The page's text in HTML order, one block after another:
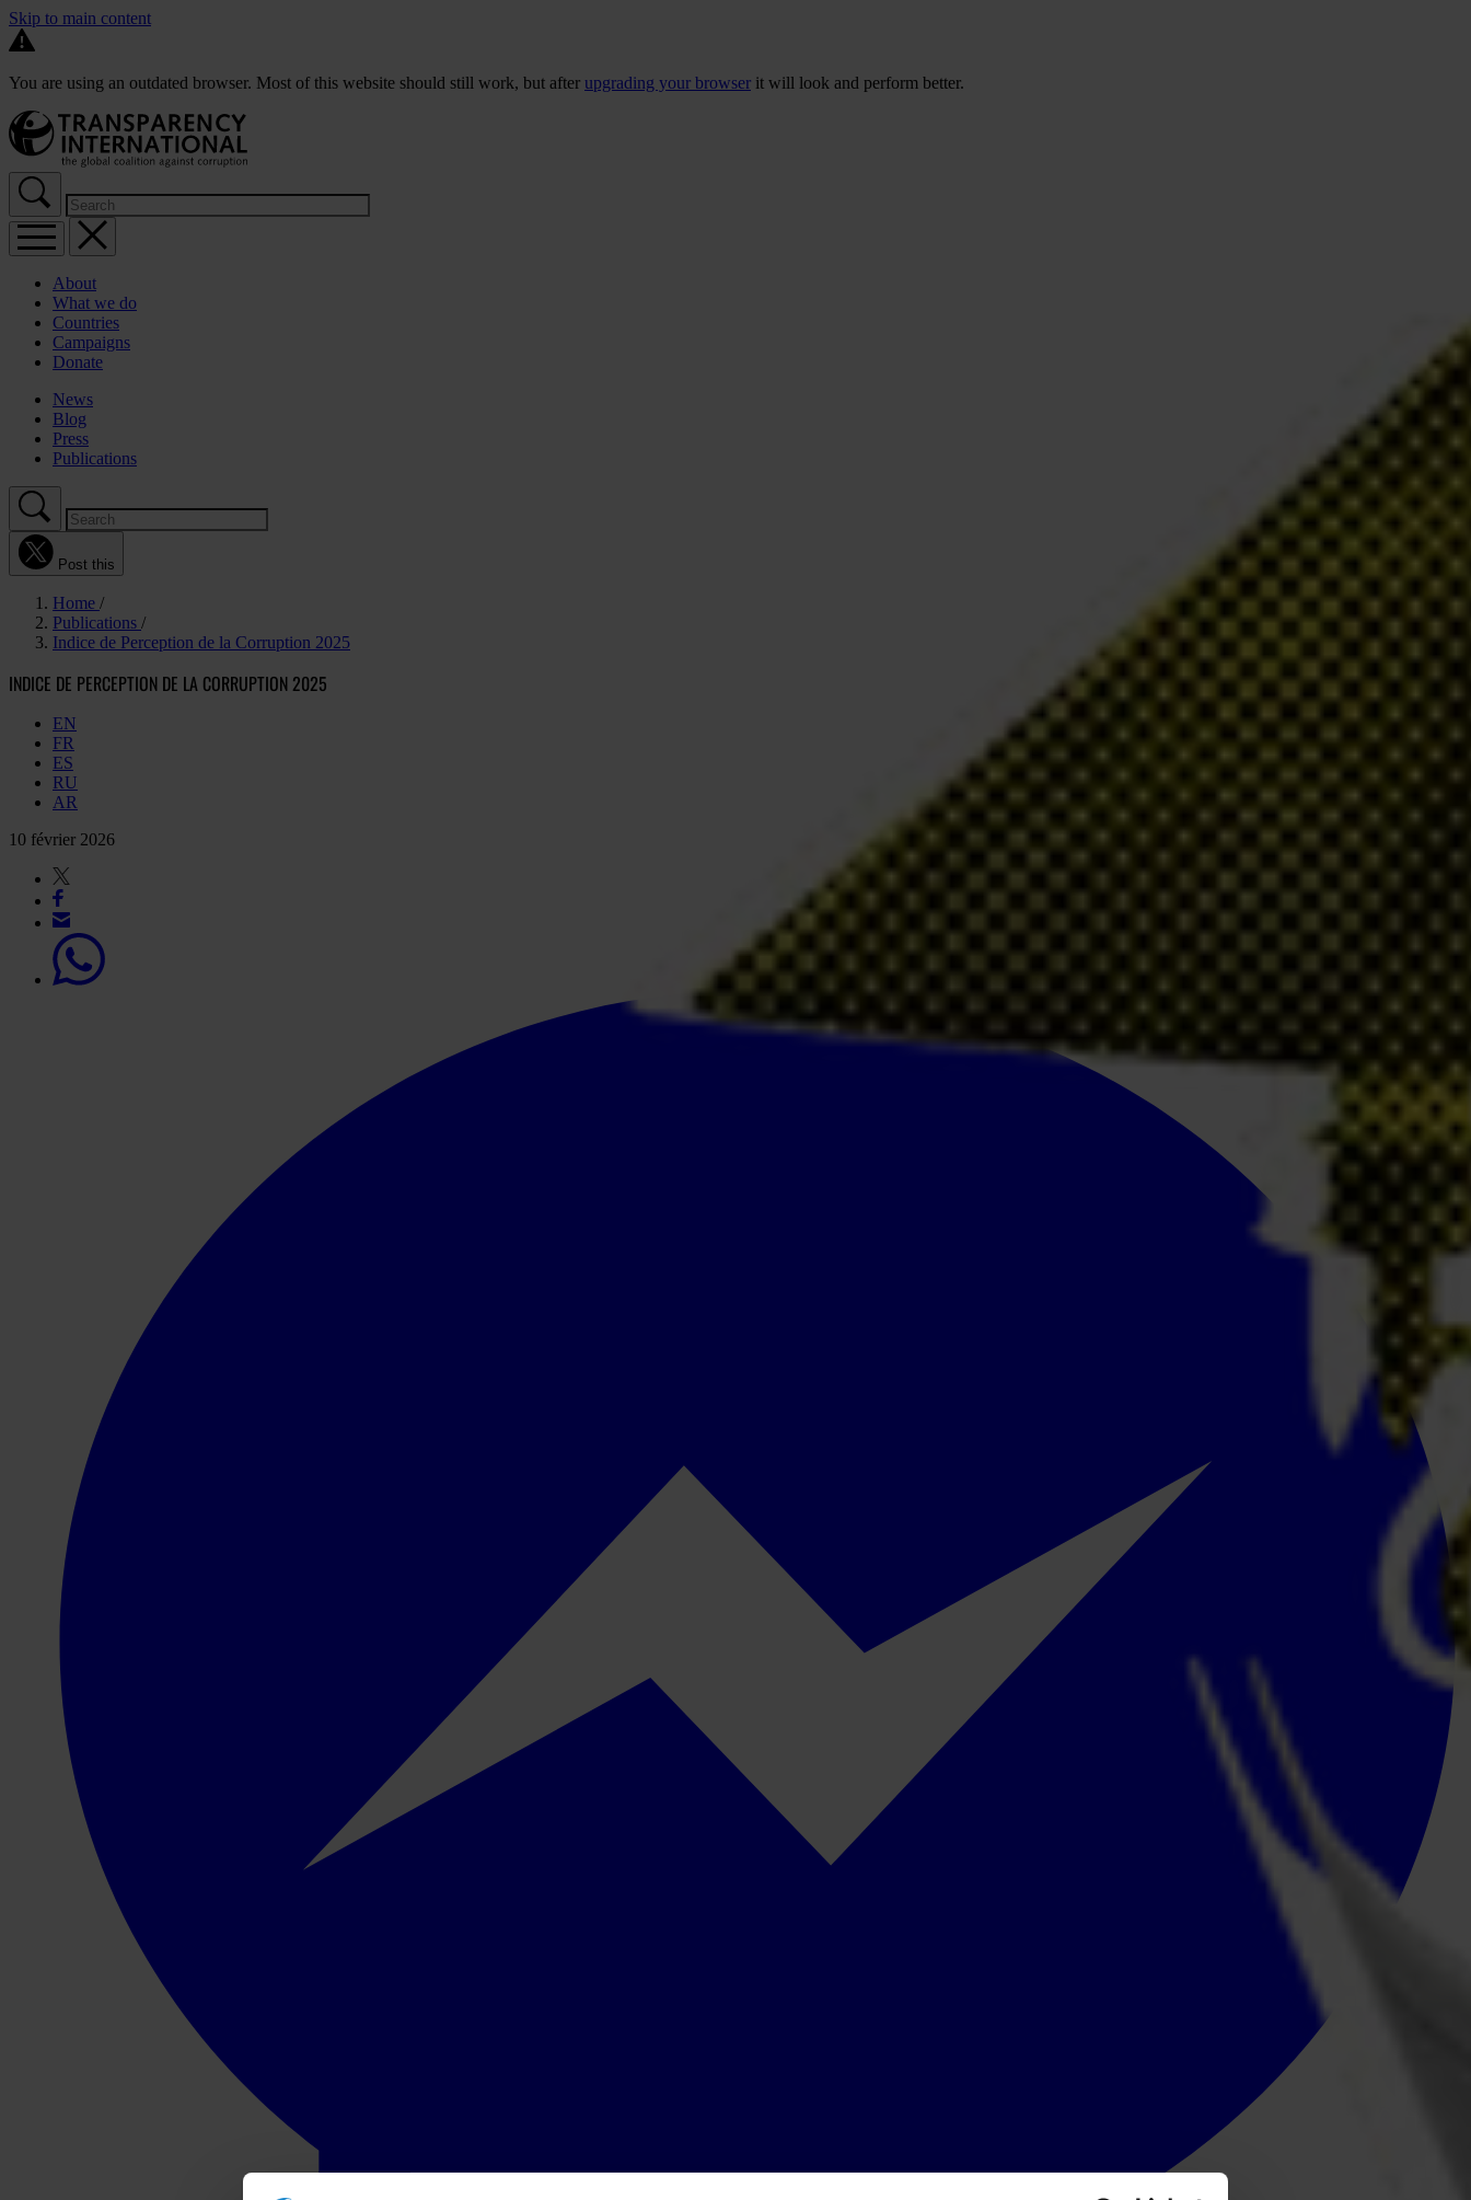
Skip to main content
You are using an outdated browser. Most of this website should still work, but after upgrading your browser it will look and perform better.
About
What we do
Countries
Campaigns
Donate
News
Blog
Press
Publications
Post this
Home
Publications
Indice de Perception de la Corruption 2025
INDICE DE PERCEPTION DE LA CORRUPTION 2025
EN
FR
ES
RU
AR
10 février 2026